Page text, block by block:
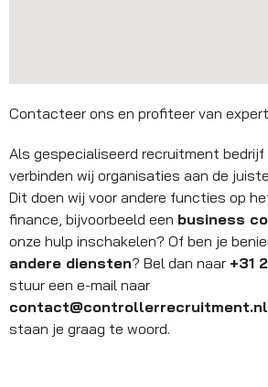
Contacteer ons en profiteer van
Als gespecialiseerd recruitment
verbinden wij organisaties aan de
Dit doen wij voor andere functies op
finance, bijvoorbeeld een business
onze hulp inschakelen? Of ben je
andere diensten? Bel dan naar +31
stuur een e-mail naar
contact@controllerrecruitment.nl
staan je graag te woord.